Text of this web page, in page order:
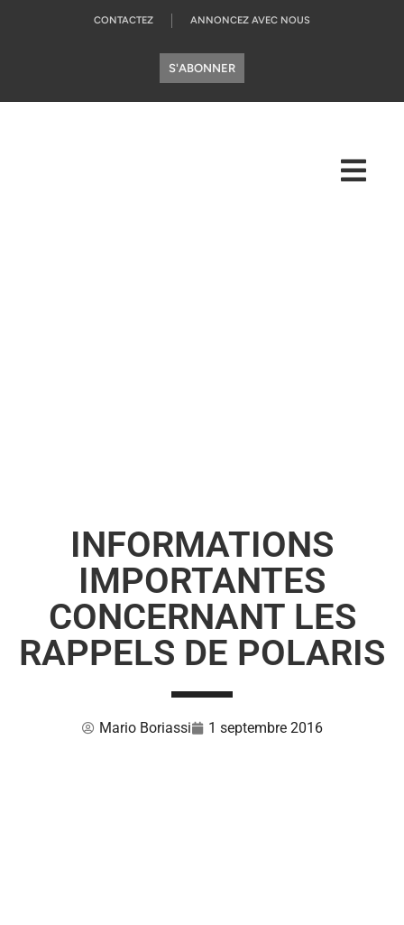
CONTACTEZ ANNONCEZ AVEC NOUS
S'ABONNER
INFORMATIONS
IMPORTANTES
CONCERNANT LES
RAPPELS DE POLARIS
Mario Boriassi 1 septembre 2016